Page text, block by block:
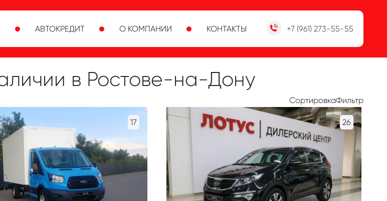
АВТОКРЕДИТ О КОМПАНИИ КОНТАКТЫ +7 (961) 273-55-55
в Ростове-на-Дону
СортировкаФильтр
17 26